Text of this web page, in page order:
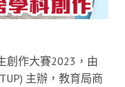
創作大賽2023，由
主辦，教育局商